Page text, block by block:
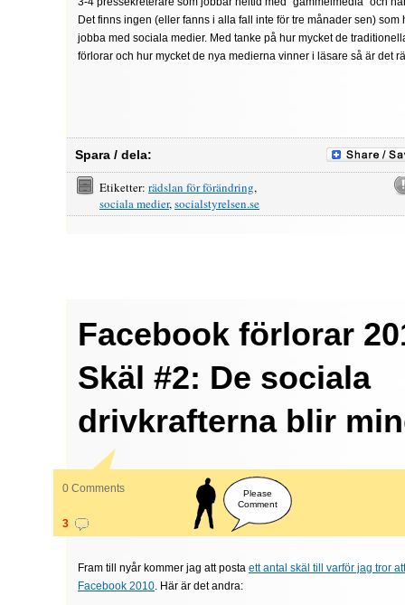
Det finns ingen (eller fanns i alla fall inte för tre månader sen) som
jobba med sociala medier. Med tanke på hur mycket de
förlorar och hur mycket de nya medierna vinner i läsare så är det
Spara / dela:
Etiketter: rädslan för förändring,
sociala medier,socialstyrelsen.se
Facebook förlorar
Skäl #2: De sociala
drivkrafterna blir
0 Comments
3
Please
Comment
Fram till nyår kommer jag att posta ett antal skäl till varför jag tror
Facebook 2010. Här är det andra: